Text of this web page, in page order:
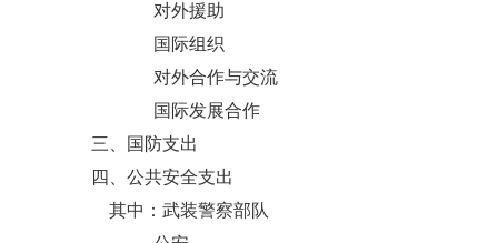
对外援助
国际组织
对外合作与交流
国际发展合作
三、国防支出
四、公共安全支出
其中：武装警察部队